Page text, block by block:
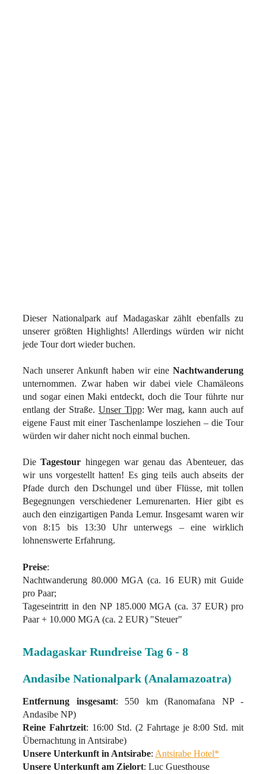
Dieser Nationalpark auf Madagaskar zählt ebenfalls zu
unserer größten Highlights! Allerdings würden wir nicht
jede Tour dort wieder buchen.
Nach unserer Ankunft haben wir eine Nachtwanderung
unternommen. Zwar haben wir dabei viele Chamäleons
und sogar einen Maki entdeckt, doch die Tour führte nur
entlang der Straße. Unser Tipp: Wer mag, kann auch auf
eigene Faust mit einer Taschenlampe losziehen – die Tour
würden wir daher nicht noch einmal buchen.
DieTagestour hingegen war genau das Abenteuer, das
wir uns vorgestellt hatten! Es ging teils auch abseits der
Pfade durch den Dschungel und über Flüsse, mit tollen
Begegnungen verschiedener Lemurenarten. Hier gibt es
auch den einzigartigen Panda Lemur. Insgesamt waren wir
von 8:15 bis 13:30 Uhr unterwegs – eine wirklich
lohnenswerte Erfahrung.
Preise:
Nachtwanderung 80.000 MGA (ca. 16 EUR) mit Guide
pro Paar;
Tageseintritt in den NP 185.000 MGA (ca. 37 EUR) pro
Paar + 10.000 MGA (ca. 2 EUR) "Steuer"
Madagaskar Rundreise Tag 6 - 8
Andasibe Nationalpark (Analamazoatra)
Entfernung insgesamt: 550 km (Ranomafana NP -
Andasibe NP)
Reine Fahrtzeit: 16:00 Std. (2 Fahrtage je 8:00 Std. mit
Übernachtung in Antsirabe)
Unsere Unterkunft in Antsirabe: Antsirabe Hotel*
Unsere Unterkunft am Zielort: Luc Guesthouse